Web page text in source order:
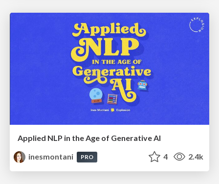
Applied NLP in the Age of Generative AI
inesmontani
PRO 4 2.4k